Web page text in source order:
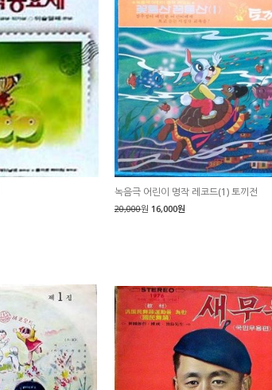
녹음극 어린이 명작 레코드(1) 토끼전
20,000원 16,000원